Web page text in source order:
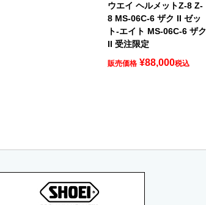
ウエイ ヘルメットZ-8 Z-
8 MS-06C-6 ザク II ゼッ
ト-エイト MS-06C-6 ザ
II 受注限定
販売価格 ¥88,000税込